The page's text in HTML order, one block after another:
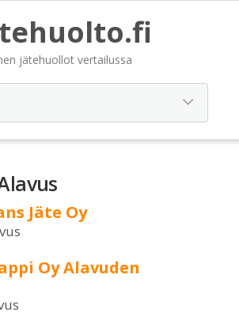
jätehuollot vertailussa
Jäte Oy
Oy Alavuden